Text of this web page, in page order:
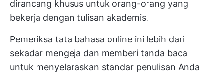
dirancang khusus untuk orang-orang yang
bekerja dengan tulisan akademis.
Pemeriksa tata bahasa online ini lebih dari
sekadar mengeja dan memberi tanda baca
untuk menyelaraskan standar penulisan Anda